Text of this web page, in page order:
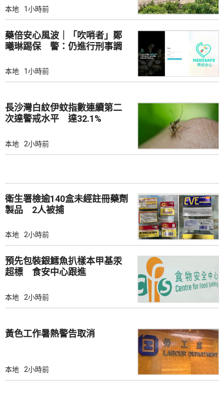
本地 1小時前
藥倍安心風波｜「吹哨者」鄭
曦琳踢保 警：仍進行刑事調
本地 1小時前
長沙灣白紋伊蚊指數連續第二
次達警戒水平 達32.1%
本地 2小時前
衛生署檢逾140盒未經註冊藥劑
製品 2人被捕
本地 2小時前
預先包裝銀鱈魚扒樣本甲基汞
超標 食安中心跟進
本地 2小時前
黃色工作暑熱警告取消
本地 2小時前